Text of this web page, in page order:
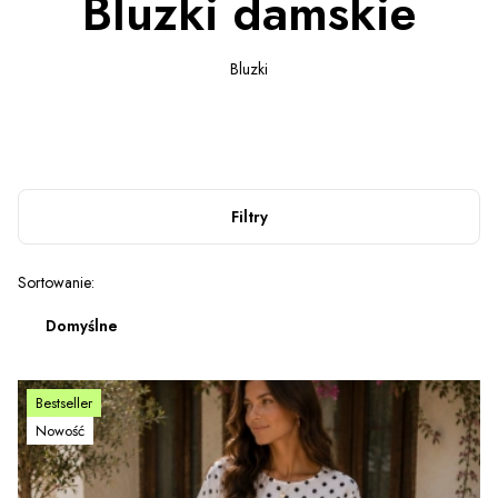
Bluzki
Filtry
Lista produktów
Sortowanie:
Domyślne
Bestseller
Nowość